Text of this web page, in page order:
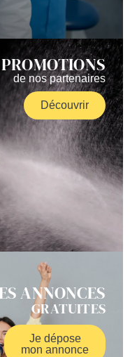
PROMOTIONS
de nos partenaires
Découvrir
ANNONCES
GRATUITES
Je dépose
mon annonce